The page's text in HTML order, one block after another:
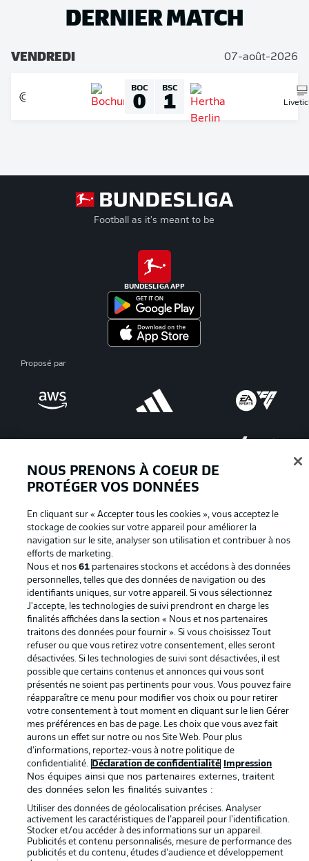
DERNIER MATCH
VENDREDI 07-août-2026
BOC
0 BSC
1
Football as it's meant to be
BUNDESLIGA APP
Proposé par
La publicité Conditions d’utilisation des
services
Mentions Légales Gérer mes préférences
Déclaration de
confidentialité
Diffuseurs
Travaux Contact
Impression Joueurs
Choisissez votre langue
Français
NOUS PRENONS À COEUR DE
PROTÉGER VOS DONNÉES
En cliquant sur « Accepter tous les cookies », vous acceptez le
stockage de cookies sur votre appareil pour améliorer la
navigation sur le site, analyser son utilisation et contribuer à nos
efforts de marketing.
Nous et nos61 partenaires stockons et accédons à des données
personnelles, telles que des données de navigation ou des
identifiants uniques, sur votre appareil. Si vous sélectionnez
J'accepte, les technologies de suivi prendront en charge les
finalités affichées dans la section « Nous et nos partenaires
traitons des données pour fournir ». Si vous choisissez Tout
refuser ou que vous retirez votre consentement, elles seront
désactivées. Si les technologies de suivi sont désactivées, il est
possible que certains contenus et annonces qui vous sont
présentés ne soient pas pertinents pour vous. Vous pouvez faire
réapparaître ce menu pour modifier vos choix ou pour retirer
votre consentement à tout moment en cliquant sur le lien Gérer
mes préférences en bas de page. Les choix que vous avez fait
aurons un effet sur notre ou nos Site Web. Pour plus
d’informations, reportez-vous à notre politique de
confidentialité.
Déclaration de confidentialité Impression
Nos équipes ainsi que nos partenaires externes, traitent
des données selon les finalités suivantes :
Utiliser des données de géolocalisation précises. Analyser
activement les caractéristiques de l’appareil pour l’identification.
Stocker et/ou accéder à des informations sur un appareil.
Publicités et contenu personnalisés, mesure de performance des
publicités et du contenu, études d’audience et développement